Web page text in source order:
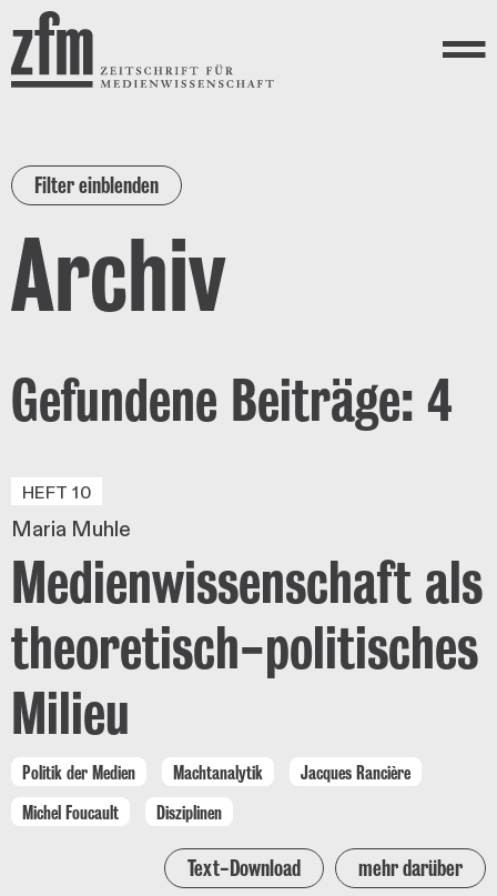
Direkt zum Inhalt
ZEITSCHRIFT FÜR
MEDIENWISSENSCHAFT
Menü
Filter einblenden
Archiv
Gefundene Beiträge: 4
HEFT 10
Maria Muhle
Medienwissenschaft als
theoretisch-politisches
Milieu
Politik der Medien Machtanalytik
Jacques Rancière
Michel Foucault
Disziplinen
Text-Download mehr darüber